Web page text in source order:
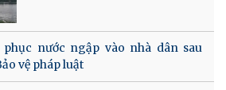
nước ngập vào nhà dân sau
vệ pháp luật